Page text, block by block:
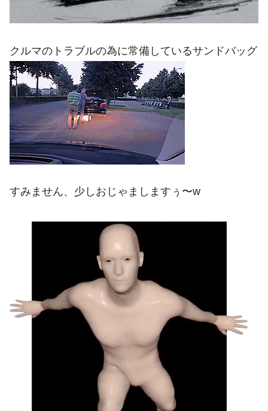
クルマのトラブルの為に常備しているサンドバッグ
すみません、少しおじゃましますぅ〜w